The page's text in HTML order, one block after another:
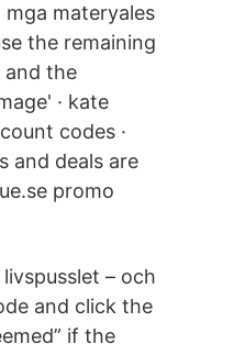
materyales
the remaining
and the
· kate
codes ·
and deals are
promo
– och
and click the
if the